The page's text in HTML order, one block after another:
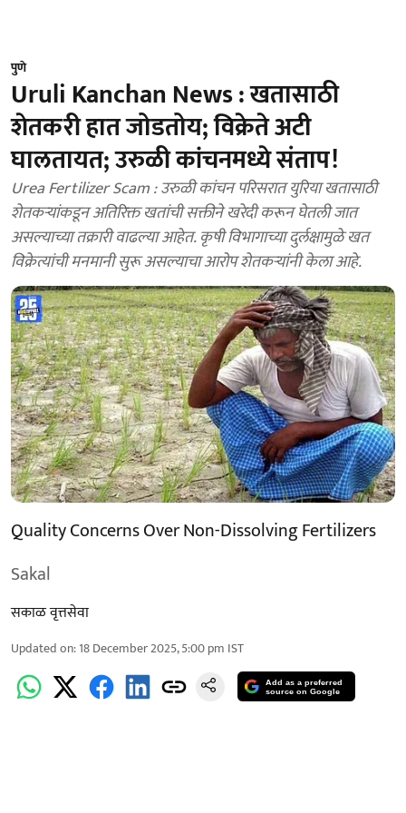
पुणे
Uruli Kanchan News : खतासाठी
शेतकरी हात जोडतोय; विक्रेते अटी
घालतायत; उरुळी कांचनमध्ये संताप!
Urea Fertilizer Scam : उरुळी कांचन परिसरात युरिया खतासाठी
शेतकऱ्यांकडून अतिरिक्त खतांची सक्तीने खरेदी करून घेतली जात
असल्याच्या तक्रारी वाढल्या आहेत. कृषी विभागाच्या दुर्लक्षामुळे खत
विक्रेत्यांची मनमानी सुरू असल्याचा आरोप शेतकऱ्यांनी केला आहे.
Quality Concerns Over Non-Dissolving Fertilizers
Sakal
सकाळ वृत्तसेवा
Updated on:18 December 2025, 5:00 pm IST
Add as a preferred
source on Google